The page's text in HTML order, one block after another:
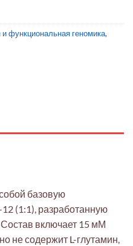
функциональная геномика,
базовую
(1:1), разработанную
Состав включает 15 мМ
не содержит L-глутамин,